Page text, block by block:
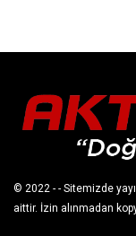
© 2022 - - Sitemizde
aittir. İzin alınmadan